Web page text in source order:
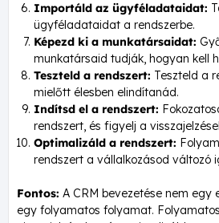
Importáld az ügyféladataidat:
ügyféladataidat a rendszerbe.
Képezd ki a munkatársaidat:
munkatársaid tudják, hogyan kell
Teszteld a rendszert: Teszteld a
mielőtt élesben elindítanád.
Indítsd el a rendszert:
rendszert, és figyelj a
Optimalizáld a rendszert:
rendszert a vállalkozásod változó
Fontos: A CRM bevezetése nem egy
egy folyamatos folyamat.